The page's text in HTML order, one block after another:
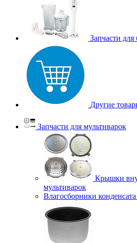
Запчасти для
Другие
Запчасти для мультиварок
Крышки
мультиварок
Влагосборники